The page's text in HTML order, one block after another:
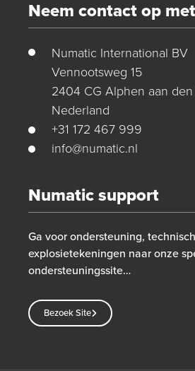
Neem contact op met
Numatic International BV
Vennootsweg 15
2404 CG Alphen aan
Nederland
+31 172 467 999
info@numatic.nl
Numatic support
Ga voor ondersteuning,
explosietekeningen naar onze
ondersteuningssite…
Bezoek Site